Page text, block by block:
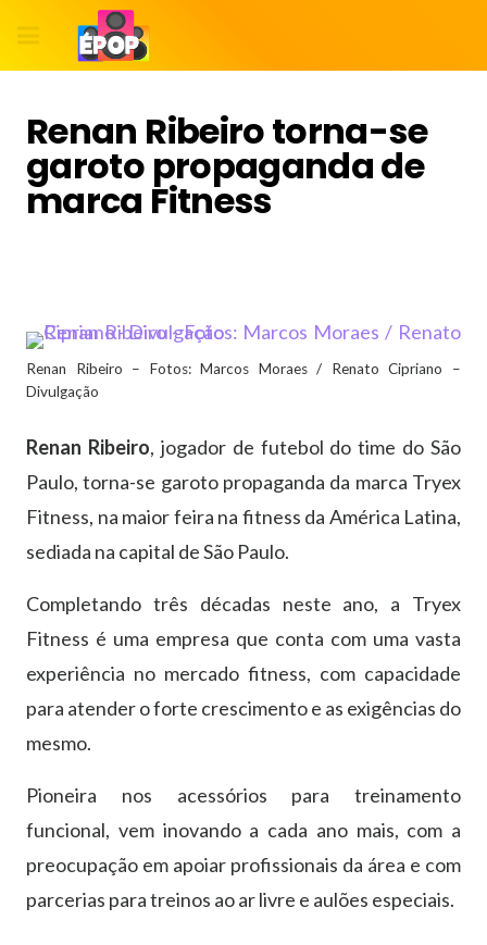
Renan Ribeiro torna-se
garoto propaganda de
marca Fitness
Renan Ribeiro – Fotos: Marcos Moraes / Renato Cipriano –
Divulgação
Renan Ribeiro, jogador de futebol do time do São
Paulo, torna-se garoto propaganda da marca Tryex
Fitness, na maior feira na fitness da América Latina,
sediada na capital de São Paulo.
Completando três décadas neste ano, a Tryex
Fitness é uma empresa que conta com uma vasta
experiência no mercado fitness, com capacidade
para atender o forte crescimento e as exigências do
mesmo.
Pioneira nos acessórios para treinamento
funcional, vem inovando a cada ano mais, com a
preocupação em apoiar profissionais da área e com
parcerias para treinos ao ar livre e aulões especiais.